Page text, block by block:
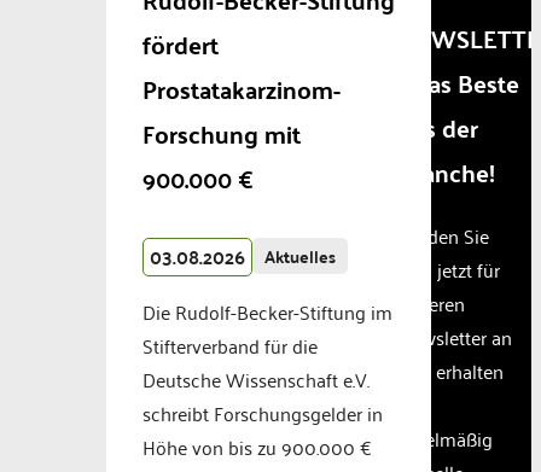
fördert
Prostatakarzinom-
Forschung mit
900.000 €
03.08.2026 Aktuelles
Die Rudolf-Becker-Stiftung im
Stifterverband für die
Deutsche Wissenschaft e.V.
schreibt Forschungsgelder in
Höhe von bis zu 900.000 €
that
are
not
disclosed
to the
The
owner
needs
to
setup
the
site
with
CMP
to add
- Das Beste
aus der
Branche!
Melden Sie
sich jetzt für
unseren
Newsletter an
und erhalten
regelmäßig